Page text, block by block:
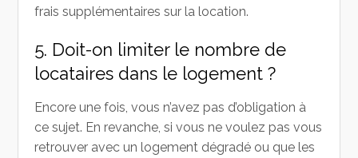
frais supplémentaires sur la location.
5. Doit-on limiter le nombre de
locataires dans le logement ?
Encore une fois, vous n’avez pas d’obligation à
ce sujet. En revanche, si vous ne voulez pas vous
retrouver avec un logement dégradé ou que les